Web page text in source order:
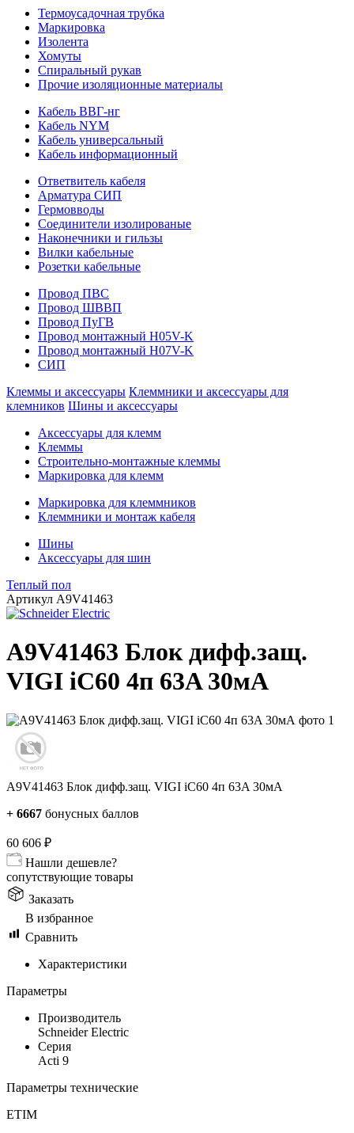
Термоусадочная трубка
Маркировка
Изолента
Хомуты
Спиральный рукав
Прочие изоляционные материалы
Кабель ВВГ-нг
Кабель NYM
Кабель универсальный
Кабель информационный
Ответвитель кабеля
Арматура СИП
Гермовводы
Соединители изолированые
Наконечники и гильзы
Вилки кабельные
Розетки кабельные
Провод ПВС
Провод ШВВП
Провод ПуГВ
Провод монтажный H05V-K
Провод монтажный H07V-K
СИП
Клеммы и аксессуары Клеммники и аксессуары для
клемников Шины и аксессуары
Аксессуары для клемм
Клеммы
Строительно-монтажные клеммы
Маркировка для клемм
Маркировка для клеммников
Клеммники и монтаж кабеля
Шины
Аксессуары для шин
Теплый пол
Артикул A9V41463
A9V41463 Блок дифф.защ.
VIGI iC60 4п 63A 30мА
A9V41463 Блок дифф.защ. VIGI iC60 4п 63A 30мА
+ 6667 бонусных баллов
60 606 ₽
Нашли дешевле?
сопутствующие товары
Заказать
В избранное
Сравнить
Характеристики
Параметры
Производитель
Schneider Electric
Серия
Acti 9
Параметры технические
ETIM